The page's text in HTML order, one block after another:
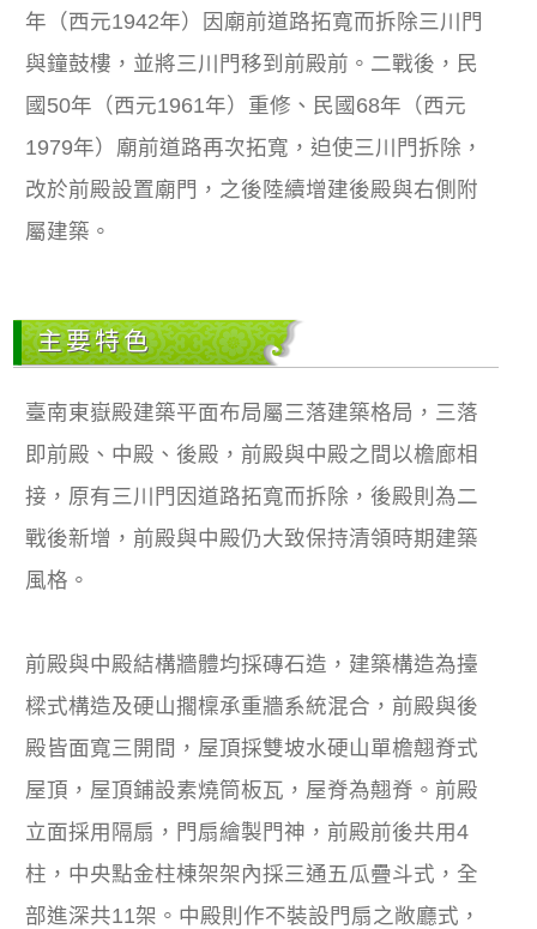
年（西元1942年）因廟前道路拓寬而拆除三川門
與鐘鼓樓，並將三川門移到前殿前。二戰後，民
國50年（西元1961年）重修、民國68年（西元
1979年）廟前道路再次拓寬，迫使三川門拆除，
改於前殿設置廟門，之後陸續增建後殿與右側附
屬建築。
主要特色
臺南東嶽殿建築平面布局屬三落建築格局，三落
即前殿、中殿、後殿，前殿與中殿之間以檐廊相
接，原有三川門因道路拓寬而拆除，後殿則為二
戰後新增，前殿與中殿仍大致保持清領時期建築
風格。
前殿與中殿結構牆體均採磚石造，建築構造為擡
樑式構造及硬山擱檁承重牆系統混合，前殿與後
殿皆面寬三開間，屋頂採雙坡水硬山單檐翹脊式
屋頂，屋頂鋪設素燒筒板瓦，屋脊為翹脊。前殿
立面採用隔扇，門扇繪製門神，前殿前後共用4
柱，中央點金柱棟架架內採三通五瓜疊斗式，全
部進深共11架。中殿則作不裝設門扇之敞廳式，